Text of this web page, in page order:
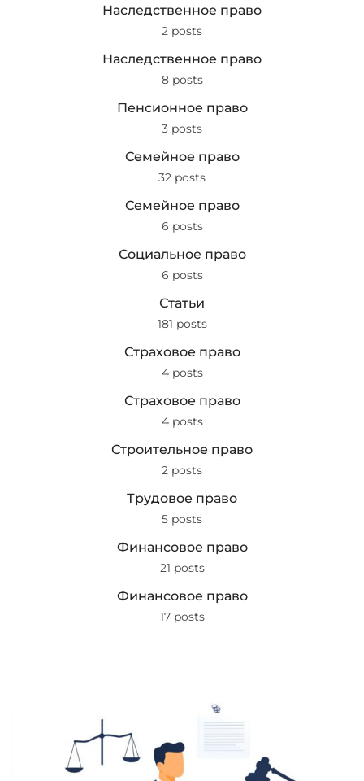
Наследственное право
2 posts
Наследственное право
8 posts
Пенсионное право
3 posts
Семейное право
32 posts
Семейное право
6 posts
Социальное право
6 posts
Статьи
181 posts
Страховое право
4 posts
Страховое право
4 posts
Строительное право
2 posts
Трудовое право
5 posts
Финансовое право
21 posts
Финансовое право
17 posts